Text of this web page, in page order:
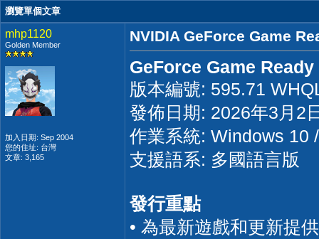
瀏覽單個文章
mhp1120
Golden Member
加入日期: Sep 2004
您的住址: 台灣
文章: 3,165
NVIDIA GeForce Game
GeForce Game
版本編號: 595.71
發佈日期: 2026年3月2
作業系統: Windows 10
支援語系: 多國語言版
發行重點
• 為最新遊戲和更新提